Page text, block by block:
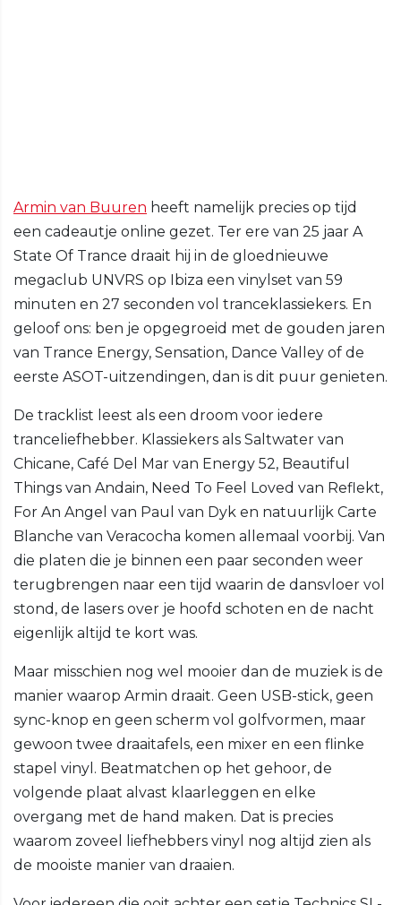
Armin van Buuren heeft namelijk precies op tijd
een cadeautje online gezet. Ter ere van 25 jaar A
State Of Trance draait hij in de gloednieuwe
megaclub UNVRS op Ibiza een vinylset van 59
minuten en 27 seconden vol tranceklassiekers. En
geloof ons: ben je opgegroeid met de gouden jaren
van Trance Energy, Sensation, Dance Valley of de
eerste ASOT-uitzendingen, dan is dit puur genieten.
De tracklist leest als een droom voor iedere
tranceliefhebber. Klassiekers als Saltwater van
Chicane, Café Del Mar van Energy 52, Beautiful
Things van Andain, Need To Feel Loved van Reflekt,
For An Angel van Paul van Dyk en natuurlijk Carte
Blanche van Veracocha komen allemaal voorbij. Van
die platen die je binnen een paar seconden weer
terugbrengen naar een tijd waarin de dansvloer vol
stond, de lasers over je hoofd schoten en de nacht
eigenlijk altijd te kort was.
Maar misschien nog wel mooier dan de muziek is de
manier waarop Armin draait. Geen USB-stick, geen
sync-knop en geen scherm vol golfvormen, maar
gewoon twee draaitafels, een mixer en een flinke
stapel vinyl. Beatmatchen op het gehoor, de
volgende plaat alvast klaarleggen en elke
overgang met de hand maken. Dat is precies
waarom zoveel liefhebbers vinyl nog altijd zien als
de mooiste manier van draaien.